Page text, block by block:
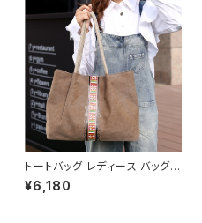
トートバッグ レディース バッグ
春夏 秋冬 春 夏 秋 冬 シンプル
トートバッグ バッグ かばん キャ
¥6,180